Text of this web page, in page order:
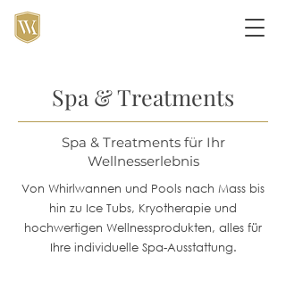
Spa & Treatments
Spa & Treatments für Ihr
Wellnesserlebnis
Von Whirlwannen und Pools nach Mass bis
hin zu Ice Tubs, Kryotherapie und
hochwertigen Wellnessprodukten, alles für
Ihre individuelle Spa-Ausstattung.